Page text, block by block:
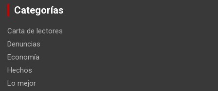
Categorías
Carta de lectores
Denuncias
Economía
Hechos
Lo mejor